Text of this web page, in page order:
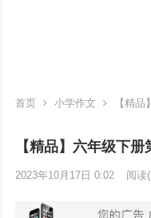
首页 小学作文 【精品
【精品】六年级下
2023年10月17日 0:02 阅读